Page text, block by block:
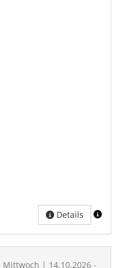
Details
Mittwoch | 14.10.2026 -